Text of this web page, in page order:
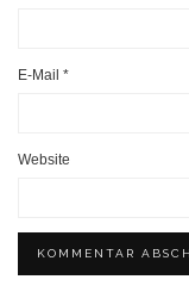
E-Mail *
Website